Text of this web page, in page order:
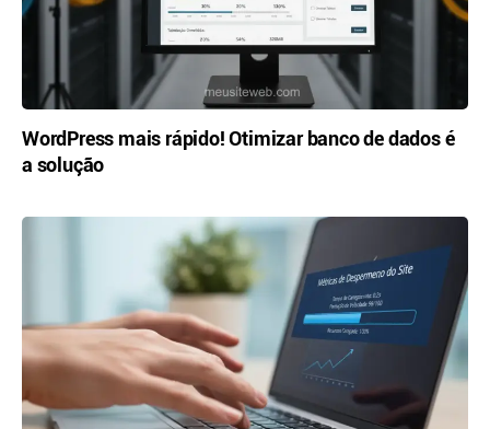
WordPress mais rápido! Otimizar banco de dados é
a solução